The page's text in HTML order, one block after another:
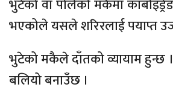
भुटेको वा पोलेको मकैमा
भएकोले यसले शरिरलाई पयाप्त
भुटेको मकैले दाँतको व्यायाम
बलियो बनाउँछ ।